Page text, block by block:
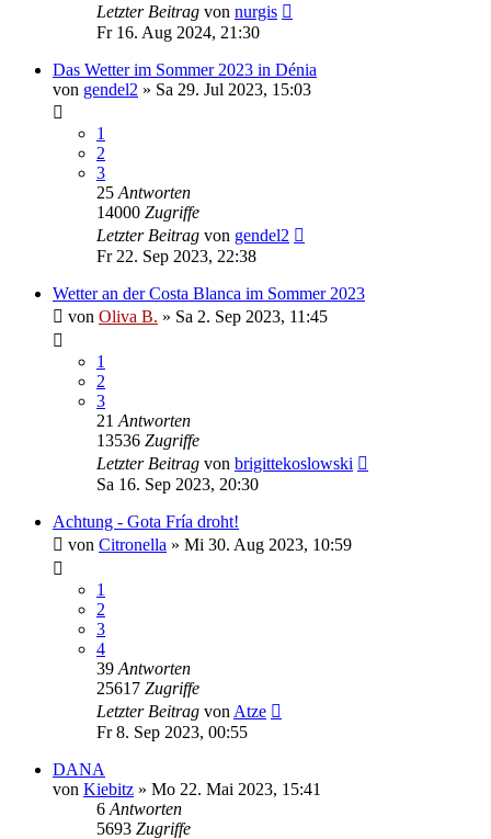
Letzter Beitrag von nurgis
Fr 16. Aug 2024, 21:30
Das Wetter im Sommer 2023 in Dénia
von gendel2 » Sa 29. Jul 2023, 15:03
1
2
3
25 Antworten
14000 Zugriffe
Letzter Beitrag von gendel2
Fr 22. Sep 2023, 22:38
Wetter an der Costa Blanca im Sommer 2023
von Oliva B. » Sa 2. Sep 2023, 11:45
1
2
3
21 Antworten
13536 Zugriffe
Letzter Beitrag von brigittekoslowski
Sa 16. Sep 2023, 20:30
Achtung - Gota Fría droht!
von Citronella » Mi 30. Aug 2023, 10:59
1
2
3
4
39 Antworten
25617 Zugriffe
Letzter Beitrag von Atze
Fr 8. Sep 2023, 00:55
DANA
von Kiebitz » Mo 22. Mai 2023, 15:41
6 Antworten
5693 Zugriffe